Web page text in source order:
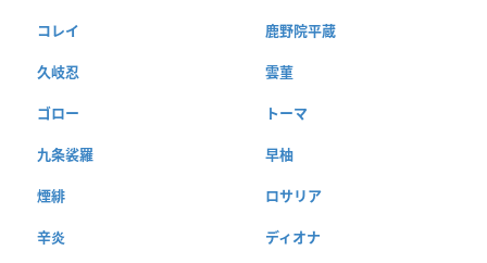
コレイ 鹿野院平蔵
久岐忍 雲菫
ゴロー トーマ
九条裟羅 早柚
煙緋 ロサリア
辛炎 ディオナ